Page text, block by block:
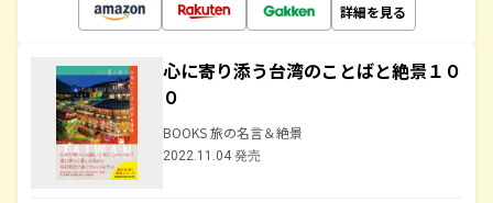
詳細を見る
心に寄り添う台湾のことばと絶景１０
０
BOOKS 旅の名言＆絶景
2022.11.04 発売